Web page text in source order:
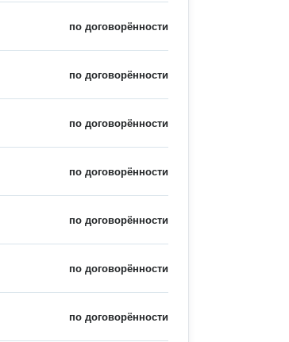
по договорённости
по договорённости
по договорённости
по договорённости
по договорённости
по договорённости
по договорённости